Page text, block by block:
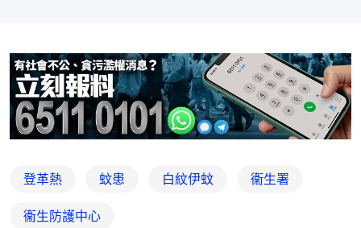
登革熱 蚊患 白紋伊蚊 衞生署
衞生防護中心